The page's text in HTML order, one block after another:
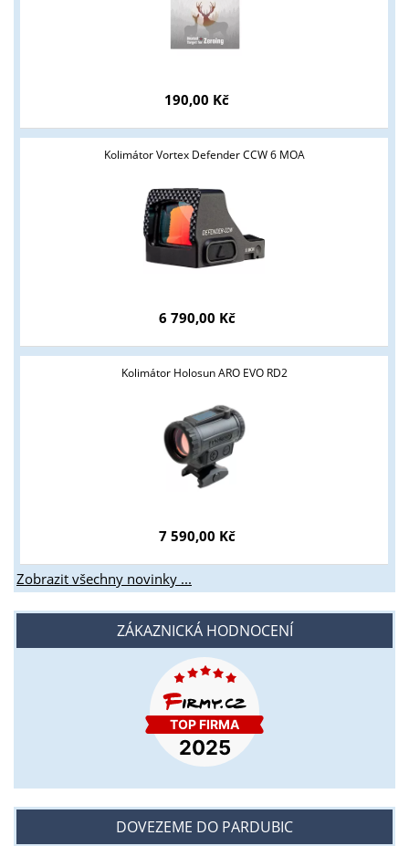
190,00 Kč
Kolimátor Vortex Defender CCW 6 MOA
6 790,00 Kč
Kolimátor Holosun ARO EVO RD2
7 590,00 Kč
Zobrazit všechny novinky ...
ZÁKAZNICKÁ HODNOCENÍ
DOVEZEME DO PARDUBIC
Tyto stránky jsou určeny pouze odborné veřejnosti od 18 let a
podmínky?
ANO NE